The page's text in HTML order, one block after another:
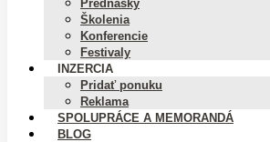
Prednášky
Školenia
Konferencie
Festivaly
INZERCIA
Pridať ponuku
Reklama
SPOLUPRÁCE A MEMORANDÁ
BLOG